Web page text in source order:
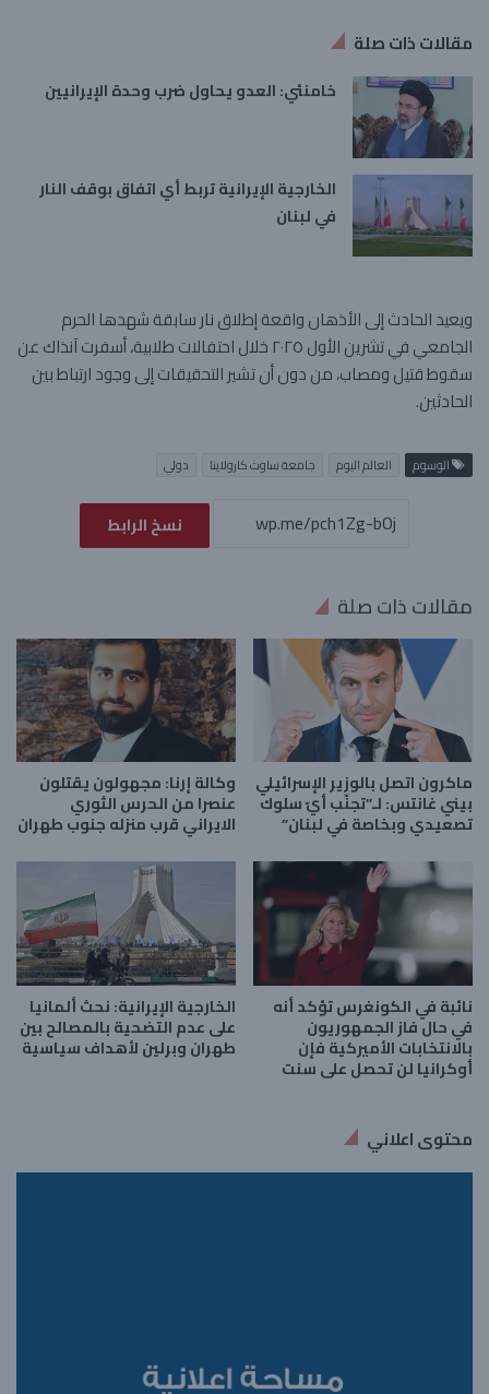
مقالات ذات صلة
خامنئي: العدو يحاول ضرب وحدة الإيرانيين
الخارجية الإيرانية تربط أي اتفاق بوقف النار
في لبنان
ويعيد الحادث إلى الأذهان واقعة إطلاق نار سابقة شهدها الحرم
الجامعي في تشرين الأول ٢٠٢٥ خلال احتفالات طلابية، أسفرت آنذاك عن
سقوط قتيل ومصاب، من دون أن تشير التحقيقات إلى وجود ارتباط بين
الحادثين.
الوسوم العالم اليوم جامعة ساوث كارولاينا دولي
نسخ الرابط
مقالات ذات صلة
ماكرون اتصل بالوزير الإسرائيلي
بيني غانتس: لـ”تجنّب أيّ سلوك
تصعيدي وبخاصة في لبنان”
وكالة إرنا: مجهولون يقتلون
عنصرا من الحرس الثوري
الايراني قرب منزله جنوب طهران
نائبة في الكونغرس تؤكد أنه
في حال فاز الجمهوريون
بالانتخابات الأميركية فإن
أوكرانيا لن تحصل على سنت
الخارجية الإيرانية: نحث ألمانيا
على عدم التضحية بالمصالح بين
طهران وبرلين لأهداف سياسية
محتوى اعلاني